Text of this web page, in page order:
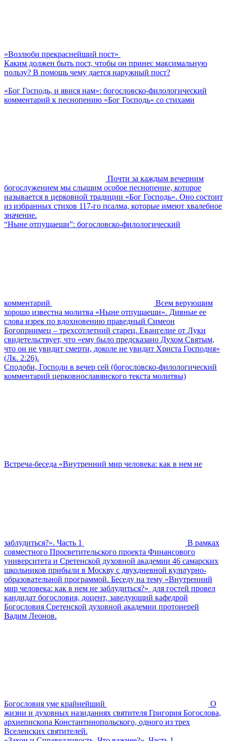
«Возлюби прекраснейший пост»
Каким должен быть пост, чтобы он принес максимальную
пользу? В помощь чему дается наружный пост?
«Бог Господь, и явися нам»: богословско-филологический
комментарий к песнопению «Бог Господь» со стихами
Почти за каждым вечерним
богослужением мы слышим особое песнопение, которое
называется в церковной традиции «Бог Господь». Оно состоит
из избранных стихов 117-го псалма, которые имеют хвалебное
значение.
“Ныне отпущаеши”: богословско-филологический
комментарий
Всем верующим
хорошо известна молитва «Ныне отпущаеши». Дивные ее
слова изрек по вдохновению праведный Симеон
Богоприимец – трехсотлетний старец. Евангелие от Луки
свидетельствует, что «ему было предсказано Духом Святым,
что он не увидит смерти, доколе не увидит Христа Господня»
(Лк. 2:26).
Сподоби, Господи в вечер сей (богословско-филологический
комментарий церковнославянского текста молитвы)
Встреча-беседа «Внутренний мир человека: как в нем не
заблудиться?». Часть 1
В рамках
совместного Просветительского проекта Финансового
университета и Сретенской духовной академии 46 самарских
школьников прибыли в Москву с двухдневной культурно-
образовательной программой. Беседу на тему «Внутренний
мир человека: как в нем не заблудиться?» для гостей провел
кандидат богословия, доцент, заведующий кафедрой
Богословия Сретенской духовной академии протоиерей
Вадим Леонов.
Богословия уме крайнейший
О
жизни и духовных назиданиях святителя Григория Богослова,
архиепископа Константинопольского, одного из трех
Вселенских святителей.